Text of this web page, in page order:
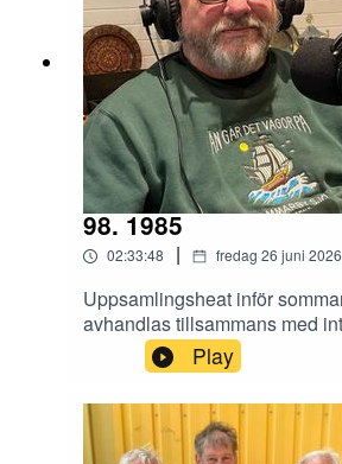
98. 1985
02:33:48 | fredag 26 juni 2026
Uppsamlingsheat inför
avhandlas tillsammans med
Lasse Åberg (Stig-Helmer)
original 54:orna Rolf Rydvall.
höra hur det lät när Ronnie
recettmatch i Tyskland. Plus
Thorén och Dick Kjellander
Play